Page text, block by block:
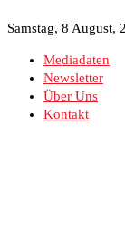
Samstag, 8 August,
Mediadaten
Newsletter
Über Uns
Kontakt